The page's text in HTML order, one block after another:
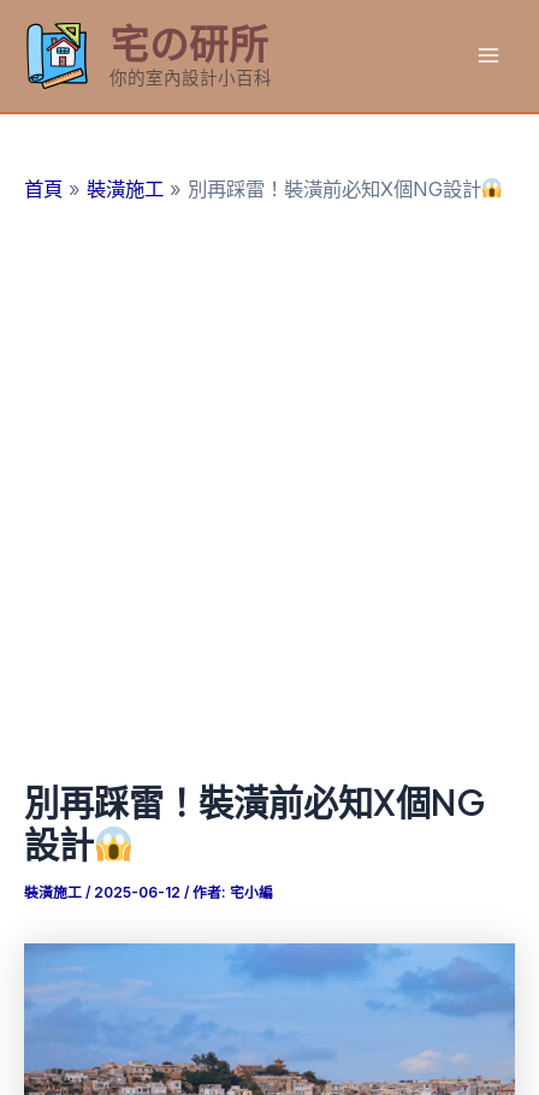
要
宅の研所
你的室內設計小百科
首頁 裝潢施工 別再踩雷！裝潢前必知X個NG設計
別再踩雷！裝潢前必知X個NG
設計
裝潢施工 / 2025-06-12 / 作者: 宅小編